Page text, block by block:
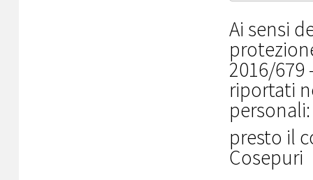
AI
Nella
a
UE
così
Ai sensi
2016/679
riportati
personali:
presto il
Cosepuri